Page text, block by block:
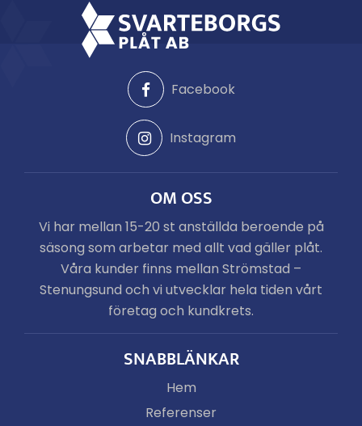
Facebook
Instagram
OM OSS
Vi har mellan 15-20 st anställda beroende på
säsong som arbetar med allt vad gäller plåt.
Våra kunder finns mellan Strömstad –
Stenungsund och vi utvecklar hela tiden vårt
företag och kundkrets.
SNABBLÄNKAR
Hem
Referenser